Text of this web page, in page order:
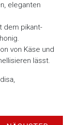
eleganten
dem pikant-
von Käse und
lässt.